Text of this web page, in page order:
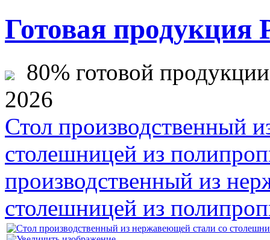
Готовая продукция
80% готовой
2026
Стол производственный
столешницей из
производственный из
столешницей из